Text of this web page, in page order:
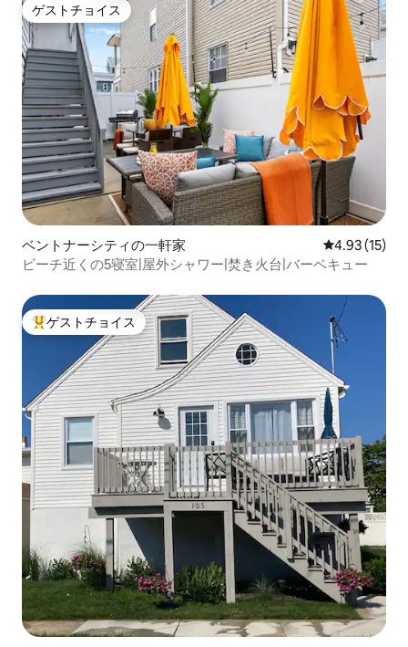
ゲストチョイス
ゲストチョイス
ベントナーシティの一軒家 レビュー15
4.93 (15)
ビーチ近くの5寝室|屋外シャワー|焚き火台|バーベキュー
大好評のゲストチョイスです。
ゲストチョイス